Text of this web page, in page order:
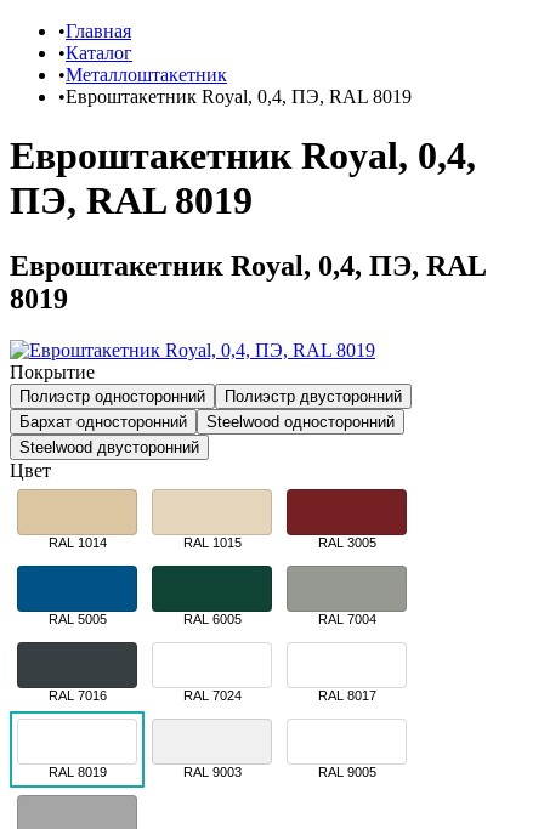
Главная
Каталог
Металлоштакетник
Евроштакетник Royal, 0,4, ПЭ, RAL 8019
Евроштакетник Royal, 0,4,
ПЭ, RAL 8019
Евроштакетник Royal, 0,4, ПЭ, RAL
8019
Покрытие
Полиэстр односторонний
Полиэстр двусторонний
Бархат односторонний
Steelwood односторонний
Steelwood двусторонний
Цвет
RAL 1014 RAL 1015 RAL 3005
RAL 5005 RAL 6005 RAL 7004
RAL 7016 RAL 7024 RAL 8017
RAL 8019 RAL 9003 RAL 9005